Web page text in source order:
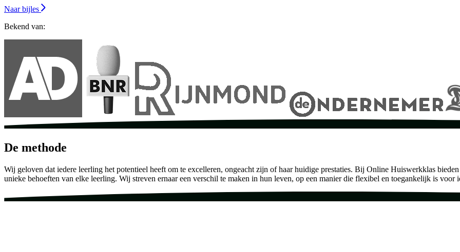
Naar bijles
Bekend van:
De methode
Wij geloven dat iedere leerling het potentieel heeft om te excelleren, ongeacht zijn of haar huidige prestaties. Bij Online Huiswerkklas
unieke behoeften van elke leerling. Wij streven ernaar een verschil te maken in hun leven, op een manier die flexibel en toegankelijk is voor